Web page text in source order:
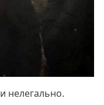
нелегально.